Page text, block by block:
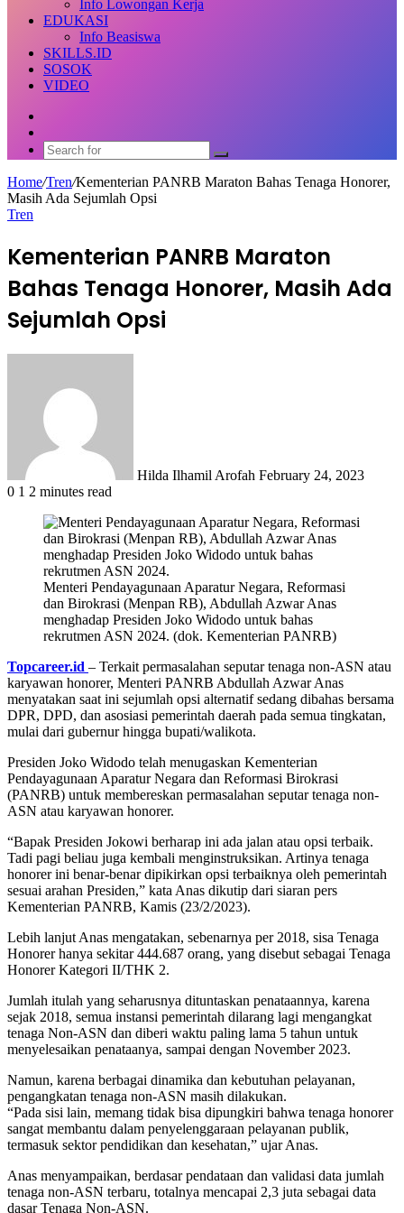
Info Lowongan Kerja
EDUKASI
Info Beasiswa
SKILLS.ID
SOSOK
VIDEO
skin
Search
Home/Tren/Kementerian PANRB Maraton Bahas Tenaga Honorer,
Masih Ada Sejumlah Opsi
Tren
Kementerian PANRB Maraton
Bahas Tenaga Honorer, Masih Ada
Sejumlah Opsi
Hilda Ilhamil Arofah February 24, 2023
0 1 2 minutes read
Menteri Pendayagunaan Aparatur Negara, Reformasi
dan Birokrasi (Menpan RB), Abdullah Azwar Anas
menghadap Presiden Joko Widodo untuk bahas
rekrutmen ASN 2024. (dok. Kementerian PANRB)
Topcareer.id – Terkait permasalahan seputar tenaga non-ASN atau
karyawan honorer, Menteri PANRB Abdullah Azwar Anas
menyatakan saat ini sejumlah opsi alternatif sedang dibahas bersama
DPR, DPD, dan asosiasi pemerintah daerah pada semua tingkatan,
mulai dari gubernur hingga bupati/walikota.
Presiden Joko Widodo telah menugaskan Kementerian
Pendayagunaan Aparatur Negara dan Reformasi Birokrasi
(PANRB) untuk membereskan permasalahan seputar tenaga non-
ASN atau karyawan honorer.
“Bapak Presiden Jokowi berharap ini ada jalan atau opsi terbaik.
Tadi pagi beliau juga kembali menginstruksikan. Artinya tenaga
honorer ini benar-benar dipikirkan opsi terbaiknya oleh pemerintah
sesuai arahan Presiden,” kata Anas dikutip dari siaran pers
Kementerian PANRB, Kamis (23/2/2023).
Lebih lanjut Anas mengatakan, sebenarnya per 2018, sisa Tenaga
Honorer hanya sekitar 444.687 orang, yang disebut sebagai Tenaga
Honorer Kategori II/THK 2.
Jumlah itulah yang seharusnya dituntaskan penataannya, karena
sejak 2018, semua instansi pemerintah dilarang lagi mengangkat
tenaga Non-ASN dan diberi waktu paling lama 5 tahun untuk
menyelesaikan penataanya, sampai dengan November 2023.
Namun, karena berbagai dinamika dan kebutuhan pelayanan,
pengangkatan tenaga non-ASN masih dilakukan.
“Pada sisi lain, memang tidak bisa dipungkiri bahwa tenaga honorer
sangat membantu dalam penyelenggaraan pelayanan publik,
termasuk sektor pendidikan dan kesehatan,” ujar Anas.
Anas menyampaikan, berdasar pendataan dan validasi data jumlah
tenaga non-ASN terbaru, totalnya mencapai 2,3 juta sebagai data
dasar Tenaga Non-ASN.